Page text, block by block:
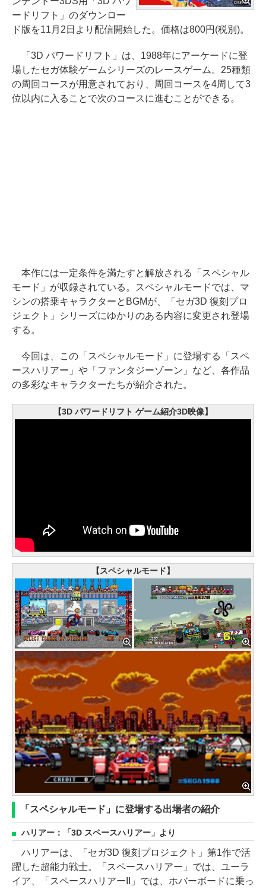
ードリフト」のダウンロー
ド版を11月2日より配信開始した。価格は800円(税別)。
「3D パワードリフト」は、1988年にアーケードに登
場したセガ体験ゲームシリーズのレースゲーム。25種類
の周回コースが用意されており、周回コースを4周して3
位以内に入ることで次のコースに進むことができる。
本作には一定条件を満たすと解放される「スペシャル
モード」が収録されている。スペシャルモードでは、マ
シンの搭乗キャラクターとBGMが、「セガ3D 復刻プロ
ジェクト」シリーズにゆかりのある内容に変更され登場
する。
今回は、この「スペシャルモード」に登場する「スペ
ースハリアー」や「ファンタジーゾーン」など、各作品
の多彩なキャラクターたちが紹介された。
【3D パワードリフト ゲーム紹介3D映像】
【スペシャルモード】
「スペシャルモード」に登場する出場者の紹介
ハリアー：「3D スペースハリアー」より
ハリアーは、「セガ3D 復刻プロジェクト」第1作で活
躍した超能力戦士。「スペースハリアー」では、ユーラ
イア、「スペースハリアーII」では、ホバーボードに乗っ